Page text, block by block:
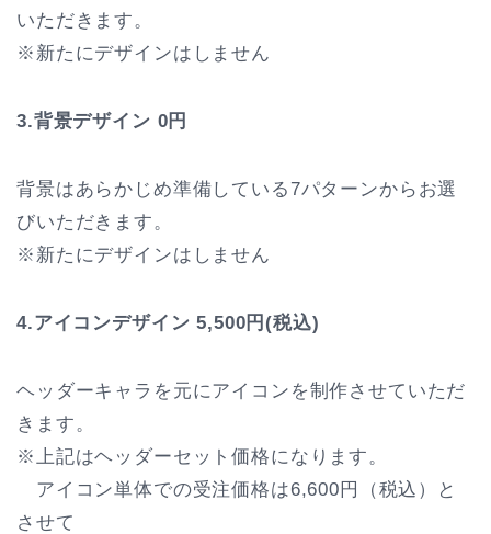
いただきます。
※新たにデザインはしません
3.背景デザイン 0円
背景はあらかじめ準備している7パターンからお選
びいただきます。
※新たにデザインはしません
4.アイコンデザイン5,500円(税込)
ヘッダーキャラを元にアイコンを制作させていただ
きます。
※上記はヘッダーセット価格になります。
アイコン単体での受注価格は6,600円（税込）と
させて